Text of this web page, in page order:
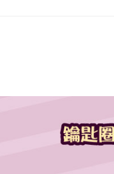
三、利用規約
プロテクショ
します。当サ
文者の氏名、
これに限らな